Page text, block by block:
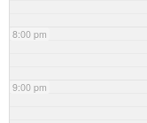
8:00 pm
9:00 pm